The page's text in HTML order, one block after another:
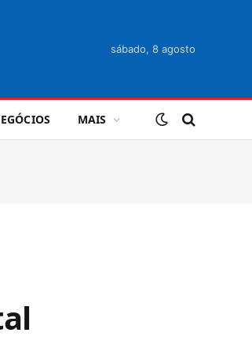
sábado, 8 agosto
MAIS